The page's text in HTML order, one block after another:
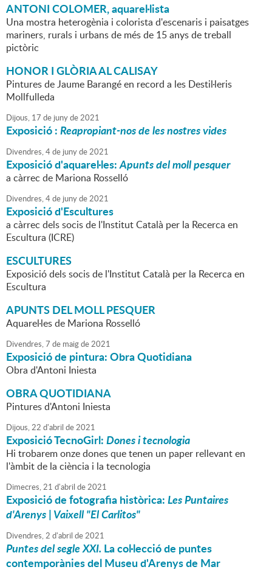
ANTONI COLOMER, aquarel·lista
Una mostra heterogènia i colorista d'escenaris i paisatges
mariners, rurals i urbans de més de 15 anys de treball
pictòric
HONOR I GLÒRIA AL CALISAY
Pintures de Jaume Barangé en record a les Destil·leris
Mollfulleda
Dijous, 17 de junyde2021
Exposició :Reapropiant-nos de les nostres vides
Divendres,4de junyde2021
Exposició d'aquarel·les:Apunts del moll pesquer
a càrrec de Mariona Rosselló
Divendres,4de junyde2021
Exposició d'Escultures
a càrrec dels socis de l'Institut Català per la Recerca en
Escultura (ICRE)
ESCULTURES
Exposició dels socis de l'Institut Català per la Recerca en
Escultura
APUNTS DEL MOLL PESQUER
Aquarel·les de Mariona Rosselló
Divendres,7 de maigde2021
Exposició de pintura: Obra Quotidiana
Obra d'Antoni Iniesta
OBRA QUOTIDIANA
Pintures d'Antoni Iniesta
Dijous,22 d'abril de2021
Exposició TecnoGirl:Dones i tecnologia
Hi trobarem onze dones que tenen un paper rellevant en
l'àmbit de la ciència i la tecnologia
Dimecres,21 d'abril de2021
Exposició de fotografia històrica:Les Puntaires
d'Arenys | Vaixell "El Carlitos"
Divendres,2 d'abril de2021
Puntes del segle XXI. La col·lecció de puntes
contemporànies del Museu d'Arenys de Mar